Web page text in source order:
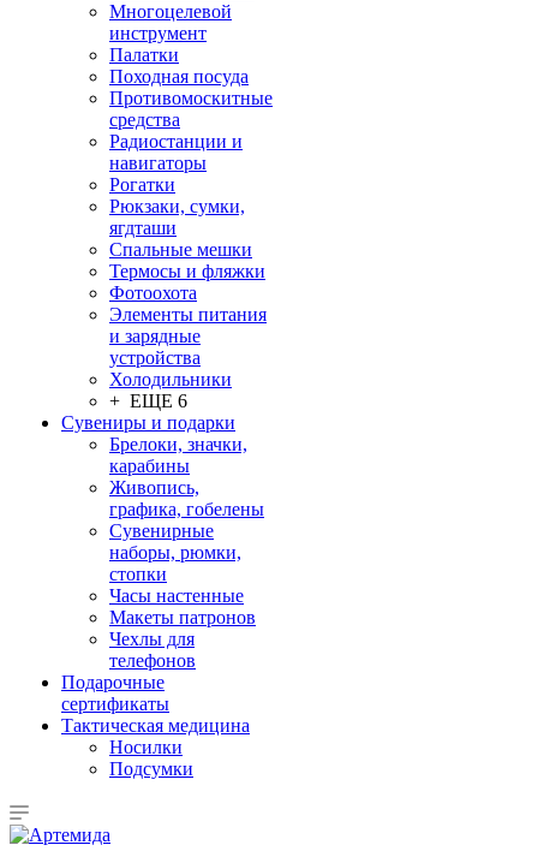
Многоцелевой
инструмент
Палатки
Походная посуда
Противомоскитные
средства
Радиостанции и
навигаторы
Рогатки
Рюкзаки, сумки,
ягдташи
Спальные мешки
Термосы и фляжки
Фотоохота
Элементы питания
и зарядные
устройства
Холодильники
+ ЕЩЕ 6
Сувениры и подарки
Брелоки, значки,
карабины
Живопись,
графика, гобелены
Сувенирные
наборы, рюмки,
стопки
Часы настенные
Макеты патронов
Чехлы для
телефонов
Подарочные
сертификаты
Тактическая медицина
Носилки
Подсумки